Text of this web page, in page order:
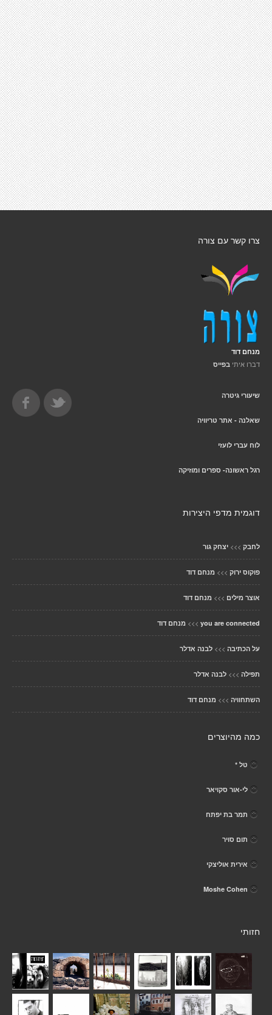
צרו קשר עם צורה
מנחם דוד
דברו איתי בפייס
שיעורי גיטרה
שאלנה - אתר טריוויה
לוח עברי לועזי
רגל ראשונה- ספרים ומוזיקה
דוגמית מדפי היצירות
לחבק >>> יצחק גור
פוקוס ירוק >>> מנחם דוד
אוצר מילים >>> מנחם דוד
you are connected
>>> מנחם דוד
על הכתיבה >>> לבנה אדלר
תפילה >>> לבנה אדלר
השתחוויה >>> מנחם דוד
כמה מהיוצרים
טל *
לי-אור סקויאר
תמר בת יפתח
תום סויר
אירית אוליצקי
Moshe Cohen
חזותי